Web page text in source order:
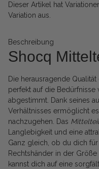
Dieser Artikel hat
Variation aus.
Beschreibung
Shocq
Die herausragende Qualität
perfekt auf die Bedürfnisse
abgestimmt. Dank seines
Verhältnisses ermöglicht
nachzugehen. Das
Langlebigkeit und eine
Ganz gleich, ob du dich
Rechtshänder in der
kannst dich auf eine